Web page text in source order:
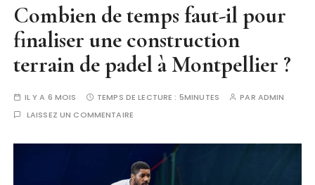
Combien de temps faut-il pour
finaliser une construction
terrain de padel à Montpellier ?
IL Y A 6 MOIS TEMPS DE LECTURE : 5MINUTES PAR ADMIN
LAISSEZ UN COMMENTAIRE